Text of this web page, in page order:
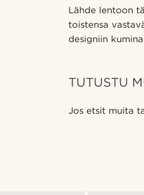
Lähde lentoon
toistensa
designiin
TUTUSTU
Jos etsit muita